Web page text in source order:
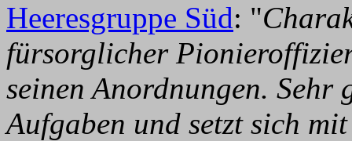
Heeresgruppe Süd: "
fürsorglicher
seinen Anordnungen. Sehr
Aufgaben und setzt sich